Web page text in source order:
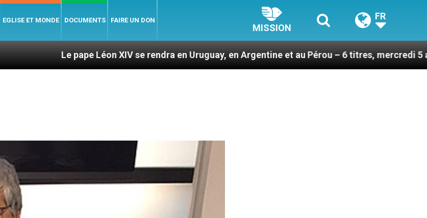
EGLISE ET MONDE DOCUMENTS FAIRE UN DON
MISSION
FR
Le pape Léon XIV se rendra en Uruguay, en Argentine et au Pérou – 6 titres, mercredi 5 août 2026